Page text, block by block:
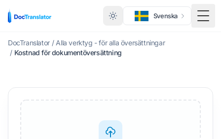
Svenska
DocTranslator / Alla verktyg - för alla översättningar
/ Kostnad för dokumentöversättning